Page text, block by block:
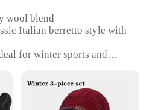
wool blend
Italian berretto style with
for winter sports and
Durable and warm for
fits most adults